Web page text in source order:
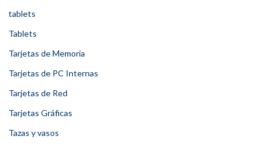
tablets
Tablets
Tarjetas de Memoria
Tarjetas de PC Internas
Tarjetas de Red
Tarjetas Gráficas
Tazas y vasos